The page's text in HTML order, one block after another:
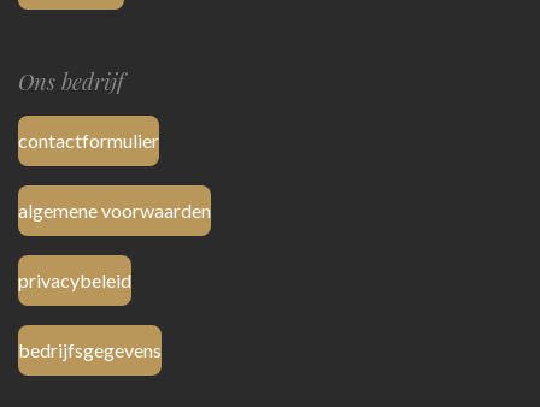
Ons bedrijf
contactformulier
algemene voorwaarden
privacybeleid
bedrijfsgegevens